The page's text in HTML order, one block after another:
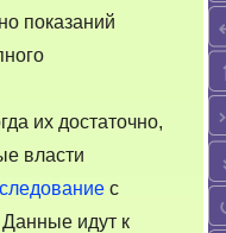
показаний
их достаточно,
власти
с
идут к